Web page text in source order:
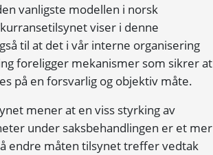
vanligste modellen i norsk
viser i denne
til at det i vår interne organisering
foreligger mekanismer som sikrer at
på en forsvarlig og objektiv måte.
mener at en viss styrking av
under saksbehandlingen er et mer
endre måten tilsynet treffer vedtak